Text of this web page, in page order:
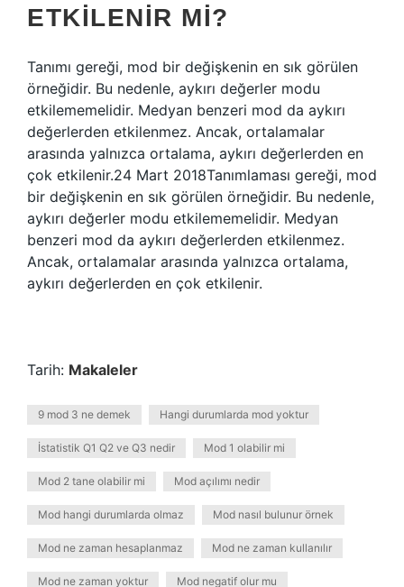
ETKILENIR MI?
Tanımı gereği, mod bir değişkenin en sık görülen
örneğidir. Bu nedenle, aykırı değerler modu
etkilememelidir. Medyan benzeri mod da aykırı
değerlerden etkilenmez. Ancak, ortalamalar
arasında yalnızca ortalama, aykırı değerlerden en
çok etkilenir.24 Mart 2018Tanımlaması gereği, mod
bir değişkenin en sık görülen örneğidir. Bu nedenle,
aykırı değerler modu etkilememelidir. Medyan
benzeri mod da aykırı değerlerden etkilenmez.
Ancak, ortalamalar arasında yalnızca ortalama,
aykırı değerlerden en çok etkilenir.
Tarih: Makaleler
9 mod 3 ne demek Hangi durumlarda mod yoktur
İstatistik Q1 Q2 ve Q3 nedir Mod 1 olabilir mi
Mod 2 tane olabilir mi Mod açılımı nedir
Mod hangi durumlarda olmaz Mod nasıl bulunur örnek
Mod ne zaman hesaplanmaz Mod ne zaman kullanılır
Mod ne zaman yoktur Mod negatif olur mu